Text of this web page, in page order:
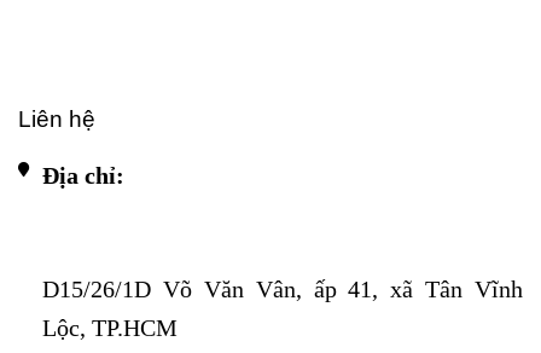
Liên hệ
Địa chỉ:
D15/26/1D Võ Văn Vân, ấp 41, xã Tân Vĩnh
Lộc, TP.HCM